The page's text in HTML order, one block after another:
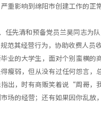
重影响到绵阳市创建工作的正
任先清和预备党员兰昊同志为
范其经营行为，协助收费人员
业的大学生，面对个别蛮横的
瘦弱，但从没有过任何怨言，
出，时有商贩笑着说“周哥，
的经营；还有如果因你乱放